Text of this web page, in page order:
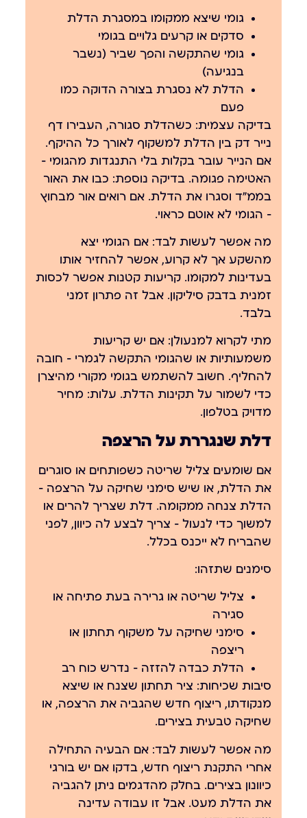
גומי שיצא ממקומו במסגרת הדלת
סדקים או קרעים גלויים בגומי
גומי שהתקשה והפך שביר (נשבר
בנגיעה)
הדלת לא נסגרת בצורה הדוקה כמו
פעם
בדיקה עצמית: כשהדלת סגורה, העבירו דף
נייר דק בין הדלת למשקוף לאורך כל ההיקף.
אם הנייר עובר בקלות בלי התנגדות מהגומי —
האטימה פגומה. בדיקה נוספת: כבו את האור
בממ״ד וסגרו את הדלת. אם רואים אור מבחוץ
— הגומי לא אוטם כראוי.
מה אפשר לעשות לבד: אם הגומי יצא
מהשקע אך לא קרוע, אפשר להחזיר אותו
בעדינות למקומו. קריעות קטנות אפשר לכסות
זמנית בדבק סיליקון. אבל זה פתרון זמני
בלבד.
מתי לקרוא למנעולן: אם יש קריעות
משמעותיות או שהגומי התקשה לגמרי — חובה
להחליף. חשוב להשתמש בגומי מקורי מהיצרן
כדי לשמור על תקינות הדלת. עלות: מחיר
מדויק בטלפון.
דלת שנגררת על הרצפה
אם שומעים צליל שריטה כשפותחים או סוגרים
את הדלת, או שיש סימני שחיקה על הרצפה —
הדלת צנחה ממקומה. דלת שצריך להרים או
למשוך כדי לנעול — צריך לבצע לה כיוון, לפני
שהבריח לא ייכנס בכלל.
סימנים שתזהו:
צליל שריטה או גרירה בעת פתיחה או
סגירה
סימני שחיקה על משקוף תחתון או
ריצפה
הדלת כבדה להזזה — נדרש כוח רב
סיבות שכיחות: ציר תחתון שצנח או שיצא
מנקודתו, ריצוף חדש שהגביה את הרצפה, או
שחיקה טבעית בצירים.
מה אפשר לעשות לבד: אם הבעיה התחילה
אחרי התקנת ריצוף חדש, בדקו אם יש בורגי
כיוונון בצירים. בחלק מהדגמים ניתן להגביה
את הדלת מעט. אבל זו עבודה עדינה